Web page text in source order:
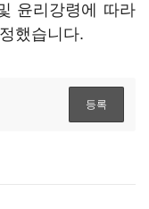
윤리강령에 따라
했습니다.